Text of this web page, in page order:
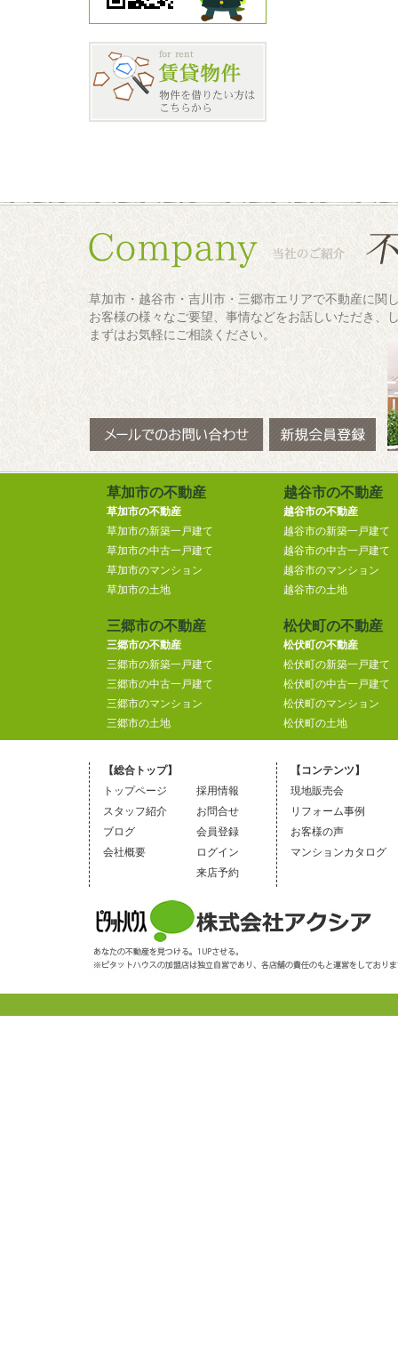
草加市・越谷市・吉川市・三郷市エリアで不動産に関
お客様の様々なご要望、事情などをお話しいただき、
まずはお気軽にご相談ください。
草加市の不動産
草加市の不動産
草加市の新築一戸建て
草加市の中古一戸建て
草加市のマンション
草加市の土地
越谷市の不動産
越谷市の不動産
越谷市の新築一戸建て
越谷市の中古一戸建て
越谷市のマンション
越谷市の土地
三郷市の不動産
三郷市の不動産
三郷市の新築一戸建て
三郷市の中古一戸建て
三郷市のマンション
三郷市の土地
松伏町の不動産
松伏町の不動産
松伏町の新築一戸建て
松伏町の中古一戸建て
松伏町のマンション
松伏町の土地
【総合トップ】
トップページ
スタッフ紹介
ブログ
会社概要
採用情報
お問合せ
会員登録
ログイン
来店予約
【コンテンツ】
現地販売会
リフォーム事例
お客様の声
マンションカタログ